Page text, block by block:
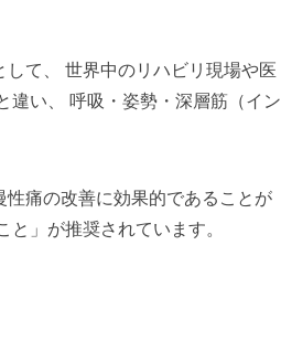
て、 世界中のリハビリ現場や医
違い、 呼吸・姿勢・深層筋（イン
痛の改善に効果的であることが
」が推奨されています。